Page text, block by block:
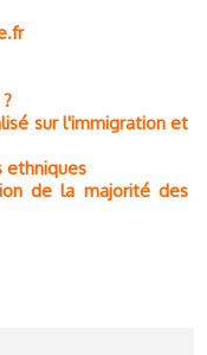
sur l'immigration et
ethniques
de la majorité des